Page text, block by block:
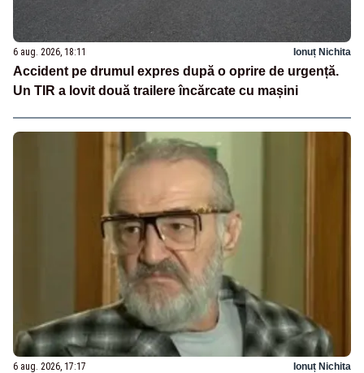
6 aug. 2026, 18:11 Ionuț Nichita
Accident pe drumul expres după o oprire de urgență.
Un TIR a lovit două trailere încărcate cu mașini
6 aug. 2026, 17:17 Ionuț Nichita